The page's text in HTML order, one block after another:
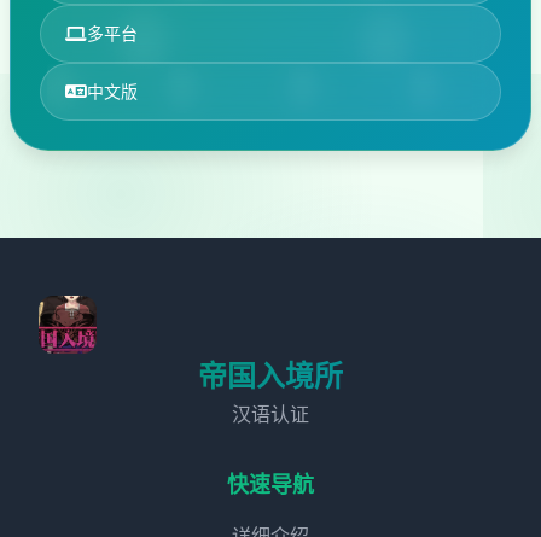
多平台
中文版
帝国入境所
汉语认证
快速导航